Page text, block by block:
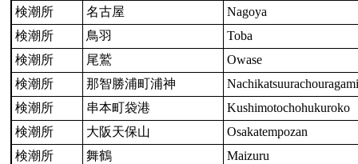
検潮所
名古屋
Nagoya
検潮所
鳥羽
Toba
検潮所
尾鷲
Owase
検潮所
那智勝浦町浦神
Nachikatsuurachouragami
検潮所
串本町袋港
Kushimotochohukuroko
検潮所
大阪天保山
Osakatempozan
検潮所
舞鶴
Maizuru